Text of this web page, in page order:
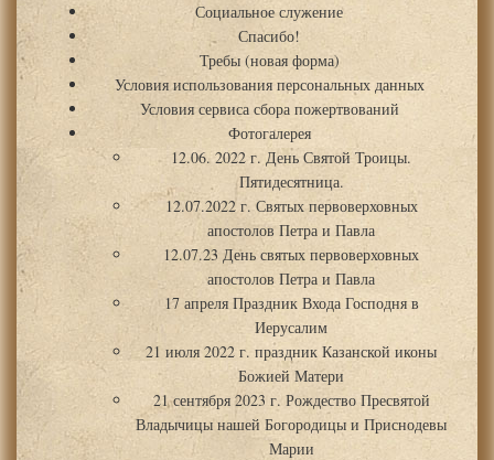
Социальное служение
Спасибо!
Требы (новая форма)
Условия использования персональных данных
Условия сервиса сбора пожертвований
Фотогалерея
12.06. 2022 г. День Святой Троицы.
Пятидесятница.
12.07.2022 г. Святых первоверховных
апостолов Петра и Павла
12.07.23 День святых первоверховных
апостолов Петра и Павла
17 апреля Праздник Входа Господня в
Иерусалим
21 июля 2022 г. праздник Казанской иконы
Божией Матери
21 сентября 2023 г. Рождество Пресвятой
Владычицы нашей Богородицы и Приснодевы
Марии